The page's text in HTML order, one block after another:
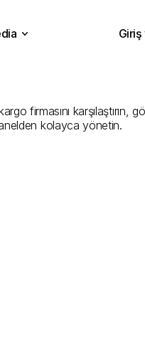
firmasını karşılaştırın,
kolayca yönetin.
Giriş